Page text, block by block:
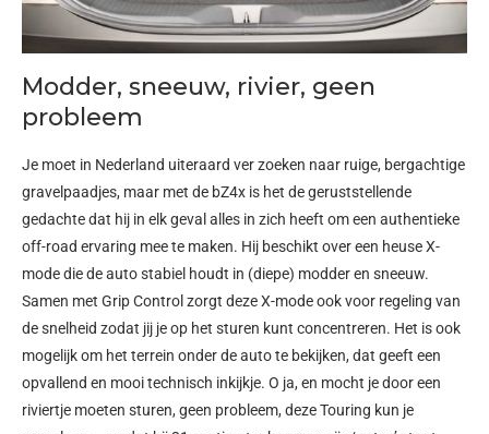
Modder, sneeuw, rivier, geen
probleem
Je moet in Nederland uiteraard ver zoeken naar ruige, bergachtige
gravelpaadjes, maar met de bZ4x is het de geruststellende
gedachte dat hij in elk geval alles in zich heeft om een authentieke
off-road ervaring mee te maken. Hij beschikt over een heuse X-
mode die de auto stabiel houdt in (diepe) modder en sneeuw.
Samen met Grip Control zorgt deze X-mode ook voor regeling van
de snelheid zodat jij je op het sturen kunt concentreren. Het is ook
mogelijk om het terrein onder de auto te bekijken, dat geeft een
opvallend en mooi technisch inkijkje. O ja, en mocht je door een
riviertje moeten sturen, geen probleem, deze Touring kun je